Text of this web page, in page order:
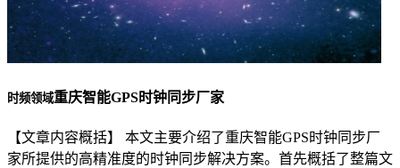
时频领域重庆智能GPS时钟同步厂家
【文章内容概括】 本文主要介绍了重庆智能GPS时钟同步厂
家所提供的高精准度的时钟同步解决方案。首先概括了整篇文